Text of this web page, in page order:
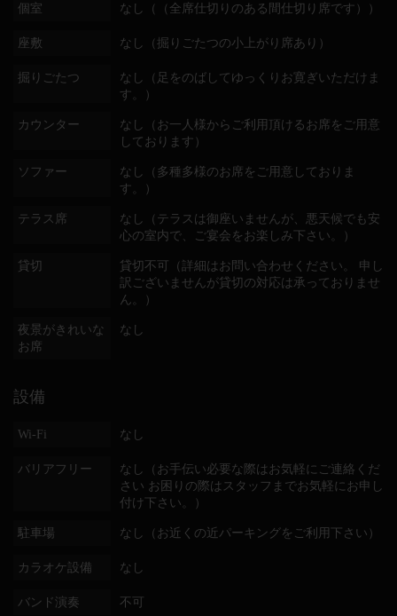
個室 なし（（全席仕切りのある間仕切り席です））
座敷 なし（掘りごたつの小上がり席あり）
掘りごたつ
なし（足をのばしてゆっくりお寛ぎいただけま
す。）
カウンター
なし（お一人様からご利用頂けるお席をご用意
しております）
ソファー
なし（多種多様のお席をご用意しておりま
す。）
テラス席
なし（テラスは御座いませんが、悪天候でも安
心の室内で、ご宴会をお楽しみ下さい。）
貸切
貸切不可（詳細はお問い合わせください。 申し
訳ございませんが貸切の対応は承っておりませ
ん。）
夜景がきれいな
お席
なし
設備
Wi-Fi なし
バリアフリー
なし（お手伝い必要な際はお気軽にご連絡くだ
さい お困りの際はスタッフまでお気軽にお申し
付け下さい。）
駐車場 なし（お近くの近パーキングをご利用下さい）
カラオケ設備 なし
バンド演奏 不可